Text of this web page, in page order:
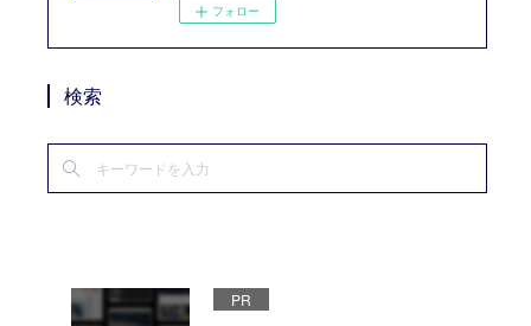
フォロー
検索
PR